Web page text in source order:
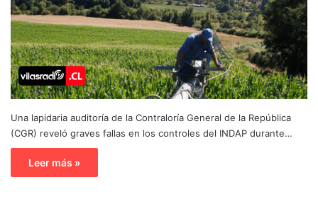
Una lapidaria auditoría de la Contraloría General de la República
(CGR) reveló graves fallas en los controles del INDAP durante…
Leer más »